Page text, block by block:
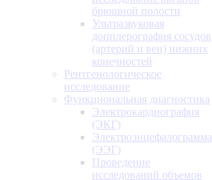
брюшной полости
Ультразвуковая
допплерография сосудов
(артерий и вен) нижних
конечностей
Рентгенологическое
исследование
Функциональная диагностика
Электрокардиография
(ЭКГ)
Электроэнцефалограмма
(ЭЭГ)
Проведение
исследований объемов